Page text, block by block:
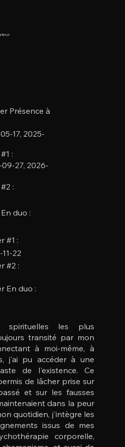
Présence à
17, 2025-
:
27, 2026-
:
duo :
#1 :
22
#2 :
En duo :
spirituelles les plus
transité par mon
à moi-même, à
j'ai pu accéder à une
de l'existence. Ce
de lâcher prise sur
et sur les fausses
dans la peur
quotidien, j'intègre les
issus de mes
corporelle,